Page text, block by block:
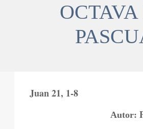
OCTAVA
Juan 21, 1-8
Autor: